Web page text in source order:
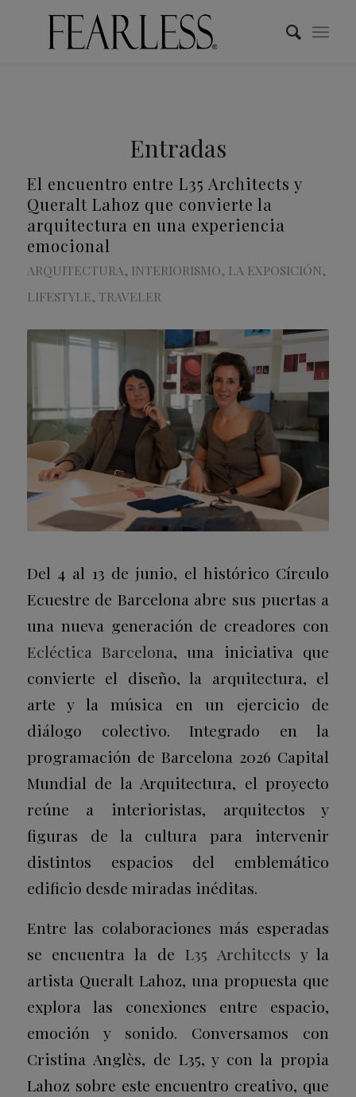
Entradas
El encuentro entre L35 Architects y
Queralt Lahoz que convierte la
arquitectura en una experiencia
emocional
ARQUITECTURA, INTERIORISMO, LA EXPOSICIÓN,
LIFESTYLE, TRAVELER
Del 4 al 13 de junio, el histórico Círculo
Ecuestre de Barcelona abre sus puertas a
una nueva generación de creadores con
Ecléctica Barcelona, una iniciativa que
convierte el diseño, la arquitectura, el
arte y la música en un ejercicio de
diálogo colectivo. Integrado en la
programación de Barcelona 2026 Capital
Mundial de la Arquitectura, el proyecto
reúne a interioristas, arquitectos y
figuras de la cultura para intervenir
distintos espacios del emblemático
edificio desde miradas inéditas.
Entre las colaboraciones más esperadas
se encuentra la de L35 Architects y la
artista Queralt Lahoz, una propuesta que
explora las conexiones entre espacio,
emoción y sonido. Conversamos con
Cristina Anglès, de L35, y con la propia
Lahoz sobre este encuentro creativo, que